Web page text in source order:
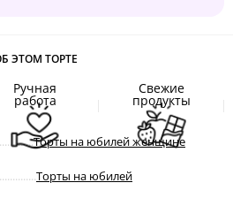
ЭТОМ ТОРТЕ
Ручная
работа
Свежие
продукты
Торты на юбилей женщине
Торты на юбилей